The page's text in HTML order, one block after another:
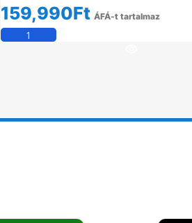
159,990Ft ÁFÁ-t tartalmaz